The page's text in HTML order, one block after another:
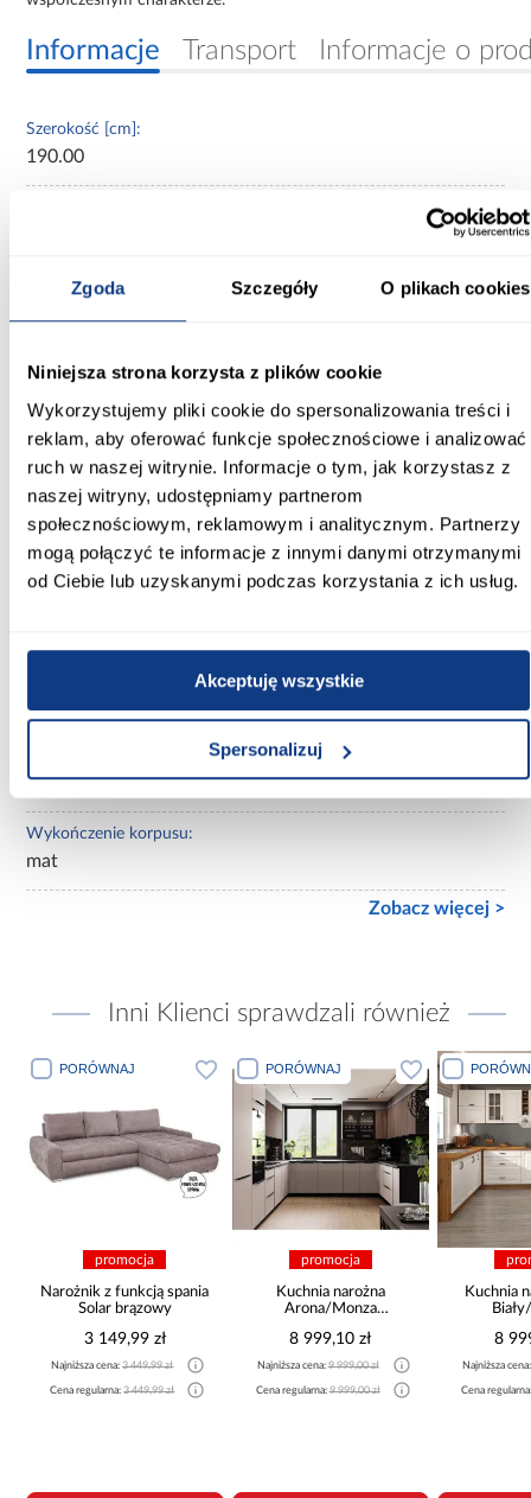
Zgoda Szczegóły O plikach cookies
Niniejsza strona korzysta z plików cookie
Wykorzystujemy pliki cookie do spersonalizowania treści i
reklam, aby oferować funkcje społecznościowe i analizować
ruch w naszej witrynie. Informacje o tym, jak korzystasz z
naszej witryny, udostępniamy partnerom
społecznościowym, reklamowym i analitycznym. Partnerzy
mogą połączyć te informacje z innymi danymi otrzymanymi
od Ciebie lub uzyskanymi podczas korzystania z ich usług.
Akceptuję wszystkie
Spersonalizuj
Informacje Transport Informacje o
Szerokość [cm]:
190.00
Wysokość [cm]:
Kolor frontów:
Kolor korpusu:
beżowy
Wybarwienie:
beżowe
kilkudrzwiowe
mat
Wykończenie korpusu:
mat
Zobacz więcej >
Inni Klienci sprawdzali również
PORÓWNAJ
promocja
Narożnik z funkcją spania
Solar brązowy
3 149,99 zł
Najniższa cena:3 449,99 zł
Cena regularna:3 449,99 zł
PORÓWNAJ
promocja
Kuchnia narożna
Arona/Monza
8 999,10 zł
Najniższa cena:9 999,00 zł
Cena regularna:9 999,00 zł
Kuchnia
8
Najniższa
Cena